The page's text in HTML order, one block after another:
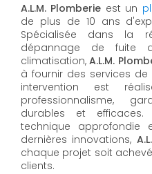
A.L.M. Plomberie est un
de plus de 10 ans
Spécialisée dans la
dépannage de fuite
climatisation,A.L.M.
à fournir des services de
intervention est
professionnalisme,
durables et
technique approfondie
dernières innovations,
chaque projet soit
clients.